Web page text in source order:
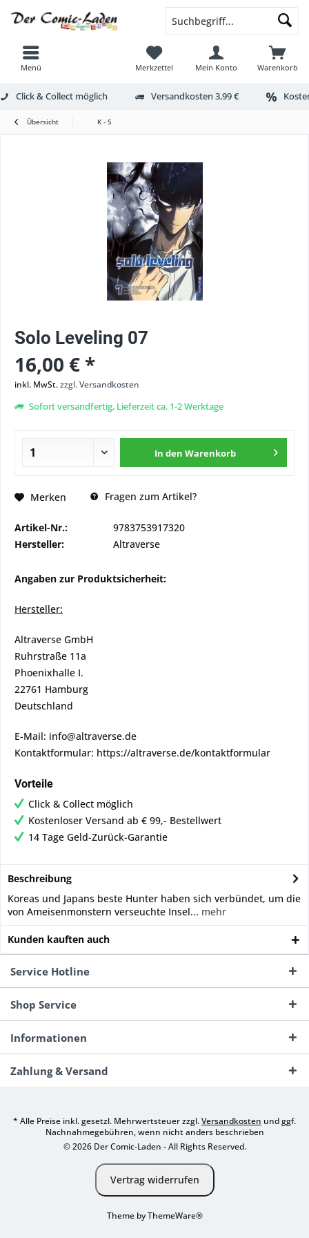
Menü Warenkorb
Merkzettel Mein Konto
Click & Collect möglich Versandkosten 3,99 €
Übersicht K - S
Solo Leveling 07
16,00 € *
inkl. MwSt.zzgl. Versandkosten
Sofort versandfertig, Lieferzeit ca. 1-2 Werktage
In den Warenkorb
Merken Fragen zum Artikel?
Artikel-Nr.:
9783753917320
Hersteller:
Altraverse
Angaben zur Produktsicherheit:
Hersteller:
Altraverse GmbH
Ruhrstraße 11a
Phoenixhalle I.
22761 Hamburg
Deutschland
E-Mail: info@altraverse.de
Kontaktformular: https://altraverse.de/kontaktformular
Vorteile
Click & Collect möglich
Kostenloser Versand ab € 99,- Bestellwert
14 Tage Geld-Zurück-Garantie
Beschreibung
Koreas und Japans beste Hunter haben sich verbündet, um die
von Ameisenmonstern verseuchte Insel... mehr
Kunden kauften auch
Service Hotline
Shop Service
Informationen
Zahlung & Versand
* Alle Preise inkl. gesetzl. Mehrwertsteuer zzgl.Versandkosten und ggf.
Nachnahmegebühren, wenn nicht anders beschrieben
© 2026 Der Comic-Laden - All Rights Reserved.
Vertrag widerrufen
Theme byThemeWare®